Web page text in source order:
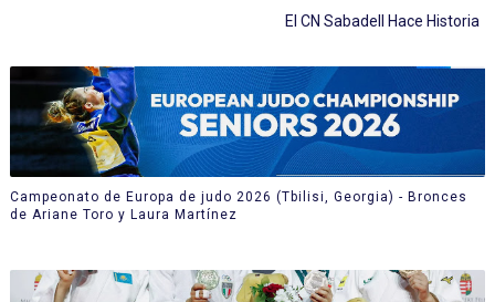
El CN Sabadell Hace Historia
Campeonato de Europa de judo 2026 (Tbilisi, Georgia) - Bronces
de Ariane Toro y Laura Martínez